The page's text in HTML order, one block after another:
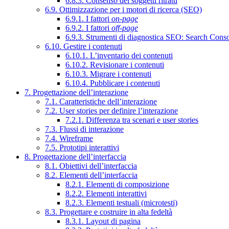
6.9. Ottimizzazione per i motori di ricerca (SEO)
6.9.1. I fattori on-page
6.9.2. I fattori off-page
6.9.3. Strumenti di diagnostica SEO: Search
6.10. Gestire i contenuti
6.10.1. L’inventario dei contenuti
6.10.2. Revisionare i contenuti
6.10.3. Migrare i contenuti
6.10.4. Pubblicare i contenuti
7. Progettazione dell’interazione
7.1. Caratteristiche dell’interazione
7.2. User stories per definire l’interazione
7.2.1. Differenza tra scenari e user stories
7.3. Flussi di interazione
7.4. Wireframe
7.5. Prototipi interattivi
8. Progettazione dell’interfaccia
8.1. Obiettivi dell’interfaccia
8.2. Elementi dell’interfaccia
8.2.1. Elementi di composizione
8.2.2. Elementi interattivi
8.2.3. Elementi testuali (microtesti)
8.3. Progettare e costruire in alta fedeltà
8.3.1. Layout di pagina